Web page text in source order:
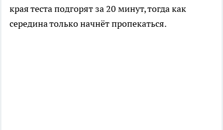
края теста подгорят за 20 минут, тогда как
середина только начнёт пропекаться.